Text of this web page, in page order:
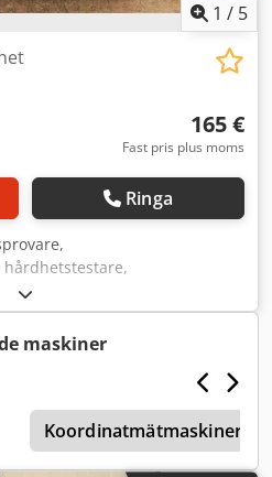
1 / 5
165 €
Fast pris plus moms
Ringa
jämförelseplatta för
och justeringsplatta
SiB, jämförelseplatta för
5/750 -Mått låda:
maskiner
Koordinatmätmaskiner